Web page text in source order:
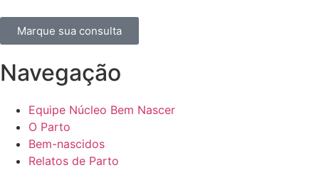
Marque sua consulta
Navegação
Equipe Núcleo Bem Nascer
O Parto
Bem-nascidos
Relatos de Parto